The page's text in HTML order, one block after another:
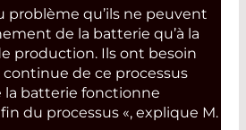
problème qu’ils ne peuvent
de la batterie qu’à la
production. Ils ont besoin
continue de ce processus
la batterie fonctionne
du processus «, explique M.